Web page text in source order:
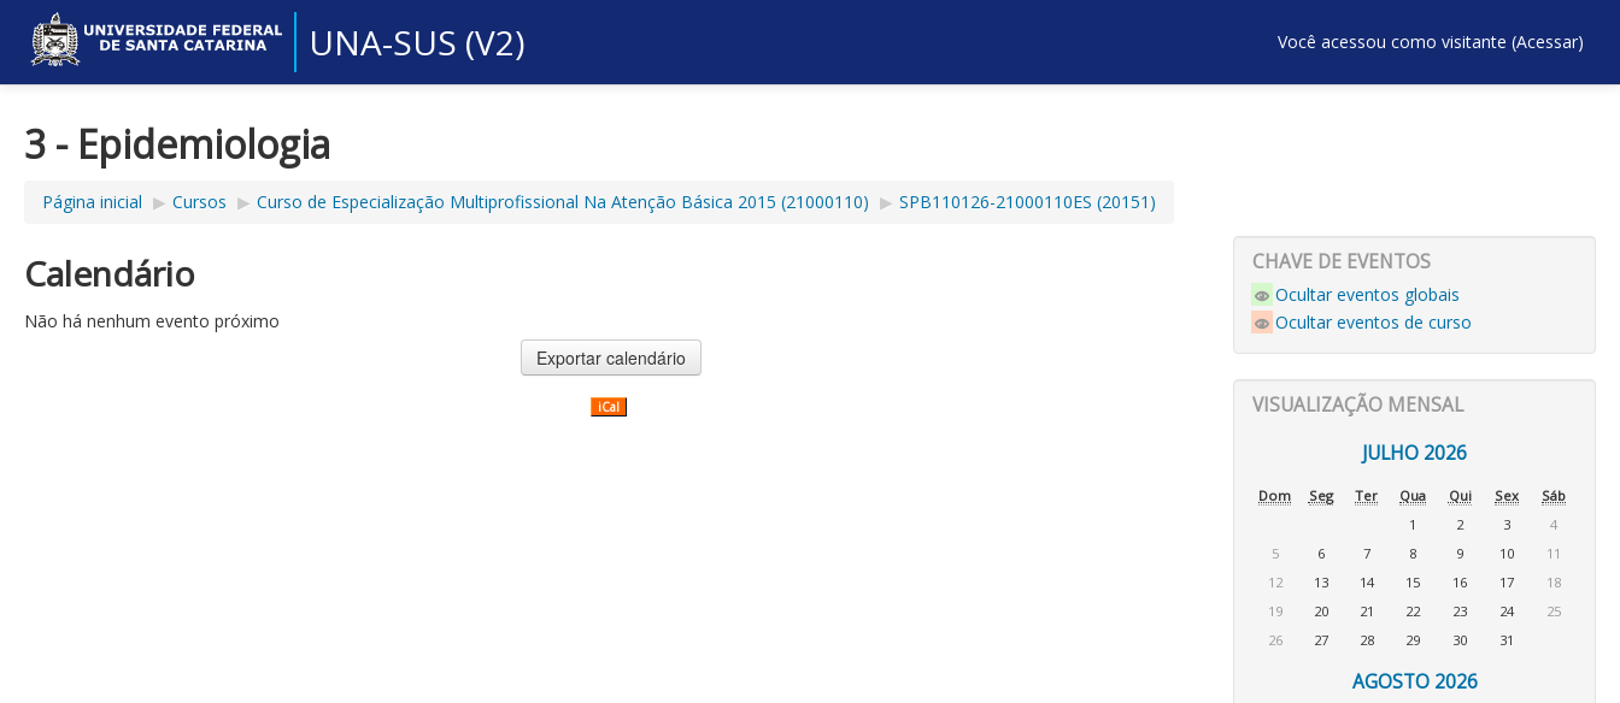
UNA-SUS (V2) Você acessou como visitante (Acessar)
3 - Epidemiologia
Página inicial ▶︎ Cursos ▶︎ Curso de Especialização Multiprofissional Na Atenção Básica 2015 (21000110) ▶︎ SPB110126-21000110ES (20151)
Calendário
Não há nenhum evento próximo
iCal
CHAVE DE EVENTOS
Ocultar eventos globais
Ocultar eventos de curso
VISUALIZAÇÃO MENSAL
JULHO 2026
Dom Seg Ter Qua Qui Sex
Sáb
1
2 3
4
5
6 7 8 9 10
11
12
13 14 15 16 17
18
19
20 21 22 23 24
25
26
27 28 29 30 31
AGOSTO 2026